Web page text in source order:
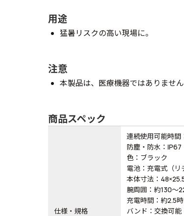
用途
猛暑リスクの高い現場に。
注意
本製品は、医療機器ではありません
商品スペック
仕様・規格
連続使用可能時間
防塵・防水：IP67
色：ブラック
電池：充電式（リ
本体寸法：
腕周囲：約130～
充電時間：約2.5
バンド：交換可能